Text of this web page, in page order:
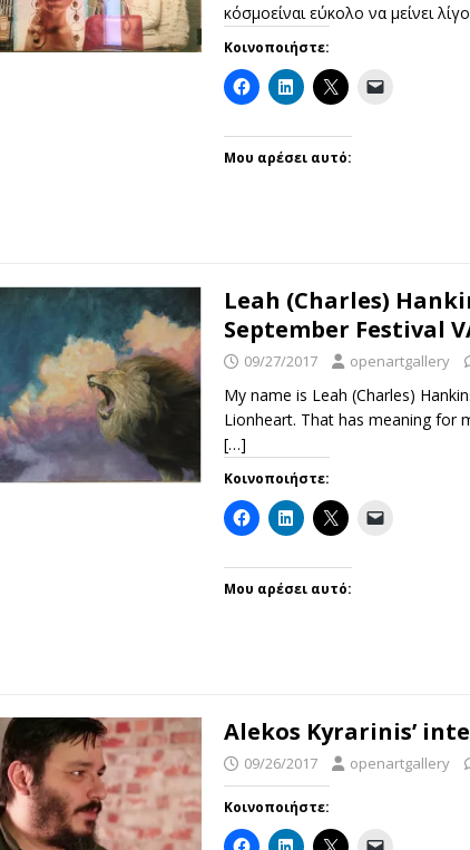
κόσμοείναι εύκολο να μείνει
Κοινοποιήστε:
Μου αρέσει αυτό:
Leah (Charles)
September Festival
09/27/2017 openartgallery
My name is Leah (Charles)
Lionheart. That has meaning for
[…]
Κοινοποιήστε:
Μου αρέσει αυτό:
Alekos Kyrarinis’
09/26/2017 openartgallery
Κοινοποιήστε: